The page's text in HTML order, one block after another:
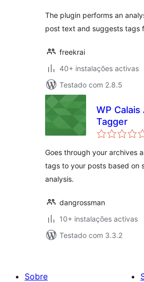
The plugin performs an
post text and suggests tags
freekrai
40+ instalações activas
Testado com 2.8.5
WP Calais
Tagger
Goes through your archives
tags to your posts based on
analysis.
dangrossman
10+ instalações activas
Testado com 3.3.2
Sobre